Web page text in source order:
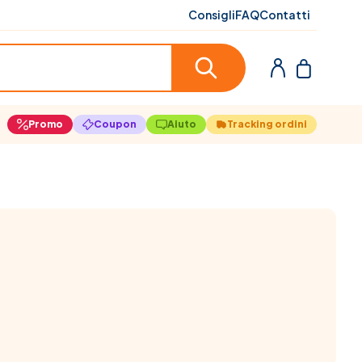
ConsigliFAQContatti
Promo Coupon Aiuto Tracking ordini